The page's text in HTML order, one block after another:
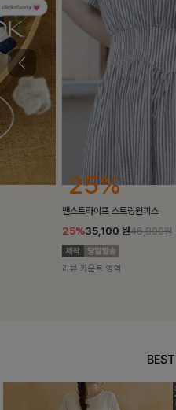
10%
[5천장돌파/COOL]멜틴 퍼프블
10%34,900원38,700원
리뷰 카운트 영역